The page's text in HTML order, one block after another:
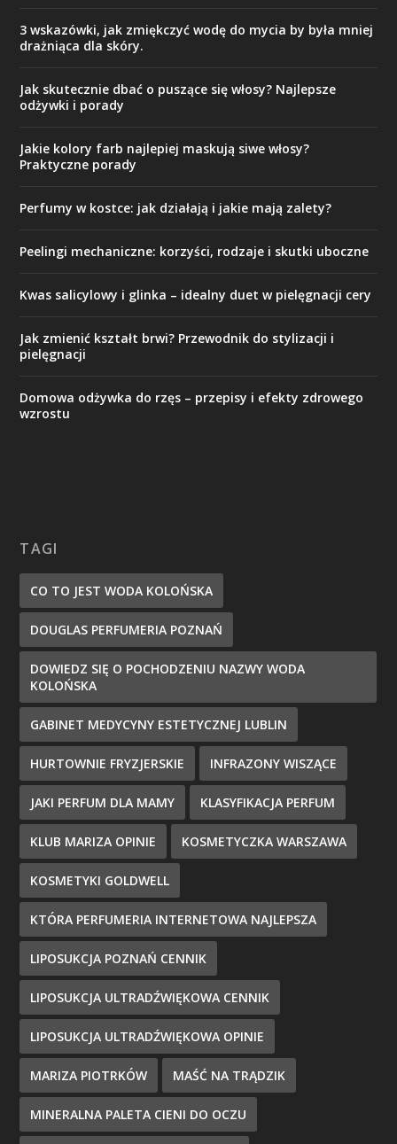
3 wskazówki, jak zmiękczyć wodę do mycia by była mniej
drażniąca dla skóry.
Jak skutecznie dbać o puszące się włosy? Najlepsze
odżywki i porady
Jakie kolory farb najlepiej maskują siwe włosy?
Praktyczne porady
Perfumy w kostce: jak działają i jakie mają zalety?
Peelingi mechaniczne: korzyści, rodzaje i skutki uboczne
Kwas salicylowy i glinka – idealny duet w pielęgnacji cery
Jak zmienić kształt brwi? Przewodnik do stylizacji i
pielęgnacji
Domowa odżywka do rzęs – przepisy i efekty zdrowego
wzrostu
TAGI
CO TO JEST WODA KOLOŃSKA
DOUGLAS PERFUMERIA POZNAŃ
DOWIEDZ SIĘ O POCHODZENIU NAZWY WODA
KOLOŃSKA
GABINET MEDYCYNY ESTETYCZNEJ LUBLIN
HURTOWNIE FRYZJERSKIE INFRAZONY WISZĄCE
JAKI PERFUM DLA MAMY KLASYFIKACJA PERFUM
KLUB MARIZA OPINIE KOSMETYCZKA WARSZAWA
KOSMETYKI GOLDWELL
KTÓRA PERFUMERIA INTERNETOWA NAJLEPSZA
LIPOSUKCJA POZNAŃ CENNIK
LIPOSUKCJA ULTRADŹWIĘKOWA CENNIK
LIPOSUKCJA ULTRADŹWIĘKOWA OPINIE
MARIZA PIOTRKÓW MAŚĆ NA TRĄDZIK
MINERALNA PALETA CIENI DO OCZU